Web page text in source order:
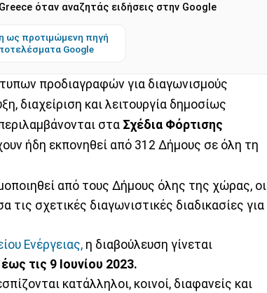
όταν αναζητάς ειδήσεις στην Google
ως προτιμώμενη πηγή
Google
προδιαγραφών για διαγωνισμούς
διαχείριση και λειτουργία δημοσίως
στα Σχέδια Φόρτισης
ήδη εκπονηθεί από 312 Δήμους σε όλη τη
από τους Δήμους όλης της χώρας, οι
σχετικές διαγωνιστικές διαδικασίες για
Ενέργειας, η διαβούλευση γίνεται
έως τις 9 Ιουνίου 2023.
κατάλληλοι, κοινοί, διαφανείς και